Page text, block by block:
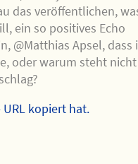
das veröffentlichen,
ein so positives Echo
@Matthias Apsel, dass
oder warum steht nicht
kopiert hat.